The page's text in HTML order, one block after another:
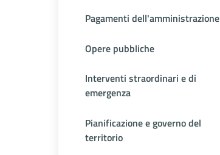
Pagamenti dell'amministrazione
Opere pubbliche
Interventi straordinari e di
emergenza
Pianificazione e governo del
territorio